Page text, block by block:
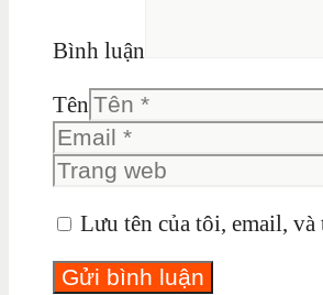
Bình luận
Tên
Lưu tên của tôi, email,